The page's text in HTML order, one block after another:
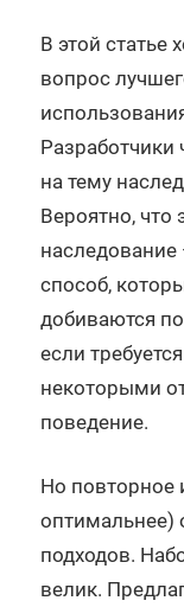
В этой статье
вопрос
Разработчики
на тему
Вероятно, что
способ,
добиваются
если
некоторыми
поведение.
Но повторное
оптимальнее)
подходов.
велик.